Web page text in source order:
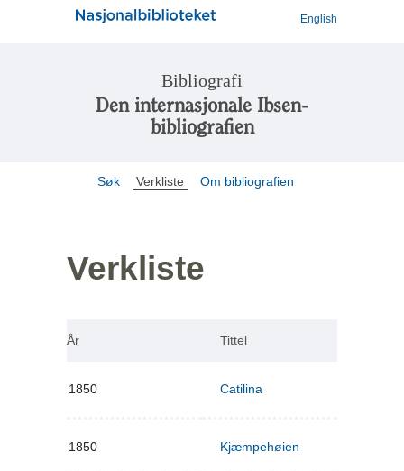
English
Bibliografi
Den internasjonale Ibsen-
bibliografien
Søk Verkliste Om bibliografien
Verkliste
År Tittel
1850 Catilina
1850 Kjæmpehøien